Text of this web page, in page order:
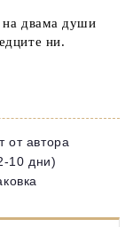
на двама души
ни.
от автора
10 дни)